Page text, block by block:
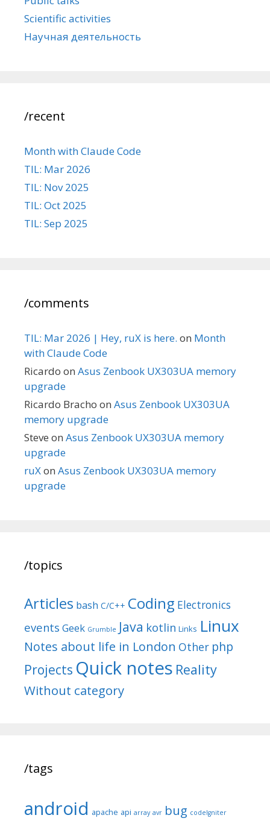
Scientific activities
Научная деятельность
/recent
Month with Claude Code
TIL: Mar 2026
TIL: Nov 2025
TIL: Oct 2025
TIL: Sep 2025
/comments
TIL: Mar 2026 | Hey, ruX is here. on Month
with Claude Code
Ricardo on Asus Zenbook UX303UA memory
upgrade
Ricardo Bracho on Asus Zenbook UX303UA
memory upgrade
Steve on Asus Zenbook UX303UA memory
upgrade
ruXon Asus Zenbook UX303UA memory
upgrade
/topics
Articles bash C/C++ Coding Electronics
events Geek Grumble Java kotlin Links Linux
Notes about life in London Other php
Projects Quick notes Reality
Without category
/tags
android apache api array avr bug codeIgniter